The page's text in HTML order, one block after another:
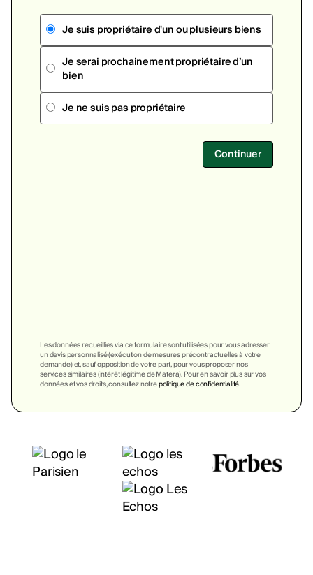
Je suis propriétaire d'un ou plusieurs biens
Je serai prochainement propriétaire d’un
bien
Je ne suis pas propriétaire
Continuer
Les données recueillies via ce formulaire sont utilisées pour vous adresser
un devis personnalisé (exécution de mesures précontractuelles à votre
demande) et, sauf opposition de votre part, pour vous proposer nos
services similaires (intérêt légitime de Matera). Pour en savoir plus sur vos
données et vos droits, consultez notrepolitique de confidentialité.